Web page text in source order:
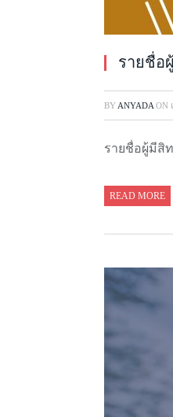
รายชื่อ
BY ANYADA ON
รายชื่อผู้มีสิ
READ MORE